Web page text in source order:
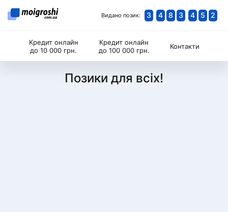
Кредит онлайн
до 10 000 грн.
Кредит онлайн
до 100 000 грн.
Контакти
Видано позик: 3 4 8 3 4 5 2
Позики для всіх!